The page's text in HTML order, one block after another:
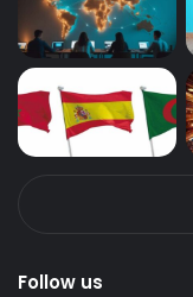
Follow us